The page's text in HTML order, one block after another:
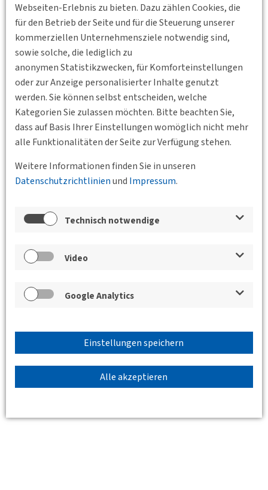
Webseiten-Erlebnis zu bieten. Dazu zählen Cookies, die
für den Betrieb der Seite und für die Steuerung unserer
kommerziellen Unternehmensziele notwendig sind,
sowie solche, die lediglich zu
anonymen Statistikzwecken, für Komforteinstellungen
oder zur Anzeige personalisierter Inhalte genutzt
werden. Sie können selbst entscheiden, welche
Kategorien Sie zulassen möchten. Bitte beachten Sie,
dass auf Basis Ihrer Einstellungen womöglich nicht mehr
alle Funktionalitäten der Seite zur Verfügung stehen.
Weitere Informationen finden Sie in unseren
Datenschutzrichtlinienund Impressum.
Technisch notwendige
Video
Google Analytics
Einstellungen speichern
Alle akzeptieren
Referent:
Martin Schneider
Leiter Tunnelwelten, BBT-Infocenter, Brenner Basistunnel
Weitere Details zum Event und zur Anmeldung finden Sie
Standort